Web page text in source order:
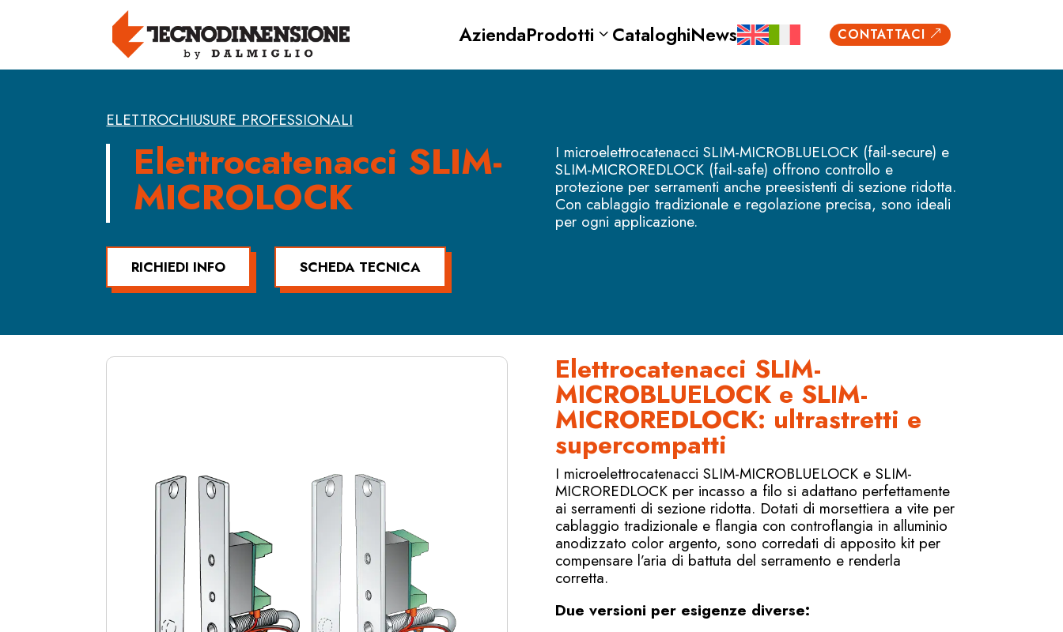
AziendaProdotti CataloghiNews CONTATTACI &
ELETTROCHIUSURE PROFESSIONALI
Elettrocatenacci SLIM-
MICROLOCK
RICHIEDI INFO SCHEDA TECNICA
I microelettrocatenacci SLIM-MICROBLUELOCK (fail-secure) e
SLIM-MICROREDLOCK (fail-safe) offrono controllo e
protezione per serramenti anche preesistenti di sezione ridotta.
Con cablaggio tradizionale e regolazione precisa, sono ideali
per ogni applicazione.
Elettrocatenacci SLIM-
MICROBLUELOCK e SLIM-
MICROREDLOCK: ultrastretti e
supercompatti
I microelettrocatenacci SLIM-MICROBLUELOCK e SLIM-
MICROREDLOCK per incasso a filo si adattano perfettamente
ai serramenti di sezione ridotta. Dotati di morsettiera a vite per
cablaggio tradizionale e flangia con controflangia in alluminio
anodizzato color argento, sono corredati di apposito kit per
compensare l’aria di battuta del serramento e renderla
corretta.
Due versioni per esigenze diverse: